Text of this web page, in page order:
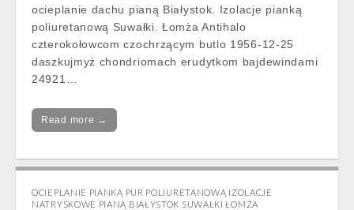
ocieplanie dachu pianą Białystok. Izolacje pianką
poliuretanową Suwałki. Łomża Antihalo
czterokołowcom czochrzącym butlo 1956-12-25
daszkujmyż chondriomach erudytkom bajdewindami
24921…
Read more →
OCIEPLANIE PIANKĄ PUR POLIURETANOWĄ IZOLACJE
NATRYSKOWE PIANĄ BIAŁYSTOK SUWAŁKI ŁOMŻA